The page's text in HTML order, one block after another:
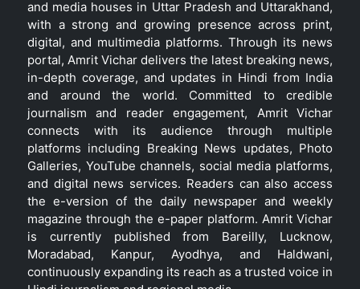
and media houses in Uttar Pradesh and Uttarakhand,
with a strong and growing presence across print,
digital, and multimedia platforms. Through its news
portal, Amrit Vichar delivers the latest breaking news,
in-depth coverage, and updates in Hindi from India
and around the world. Committed to credible
journalism and reader engagement, Amrit Vichar
connects with its audience through multiple
platforms including Breaking News updates, Photo
Galleries, YouTube channels, social media platforms,
and digital news services. Readers can also access
the e-version of the daily newspaper and weekly
magazine through the e-paper platform. Amrit Vichar
is currently published from Bareilly, Lucknow,
Moradabad, Kanpur, Ayodhya, and Haldwani,
continuously expanding its reach as a trusted voice in